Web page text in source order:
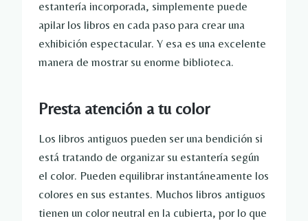
estantería incorporada, simplemente puede
apilar los libros en cada paso para crear una
exhibición espectacular. Y esa es una excelente
manera de mostrar su enorme biblioteca.
Presta atención a tu color
Los libros antiguos pueden ser una bendición si
está tratando de organizar su estantería según
el color. Pueden equilibrar instantáneamente los
colores en sus estantes. Muchos libros antiguos
tienen un color neutral en la cubierta, por lo que